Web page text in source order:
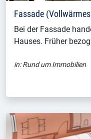
Fassade
Bei der Fassade
Hauses. Früher
in:Rund um Immobilien